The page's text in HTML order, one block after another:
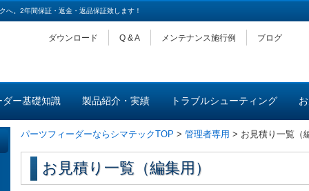
へ。2年間保証・返金・返品保証致します！
ダウンロード Q & A メンテナンス施行例 ブログ
ー基礎知識 製品紹介・実績 トラブルシューティング
パーツフィーダーならシマテックTOP > 管理者専用 > お見積り一覧（
お見積り一覧（編集用）